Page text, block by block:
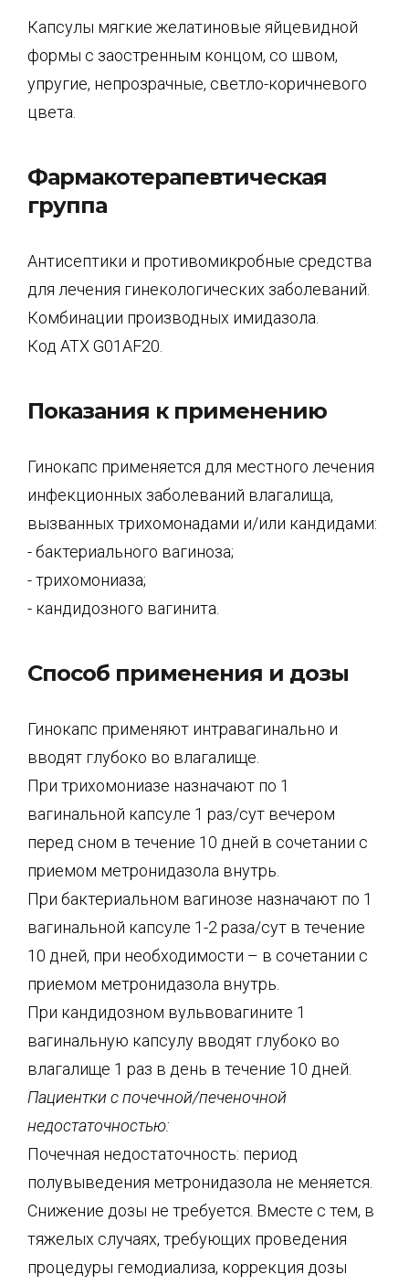
Капсулы мягкие желатиновые яйцевидной
формы с заостренным концом, со швом,
упругие, непрозрачные, светло-коричневого
цвета.
Фармакотерапевтическая
группа
Антисептики и противомикробные средства
для лечения гинекологических заболеваний.
Комбинации производных имидазола.
Код ATX G01AF20.
Показания к применению
Гинокапс применяется для местного лечения
инфекционных заболеваний влагалища,
вызванных трихомонадами и/или кандидами:
- бактериального вагиноза;
- трихомониаза;
- кандидозного вагинита.
Способ применения и дозы
Гинокапс применяют интравагинально и
вводят глубоко во влагалище.
При трихомониазе назначают по 1
вагинальной капсуле 1 раз/сут вечером
перед сном в течение 10 дней в сочетании с
приемом метронидазола внутрь.
При бактериальном вагинозе назначают по 1
вагинальной капсуле 1-2 раза/сут в течение
10 дней, при необходимости – в сочетании с
приемом метронидазола внутрь.
При кандидозном вульвовагините 1
вагинальную капсулу вводят глубоко во
влагалище 1 раз в день в течение 10 дней.
Пациентки с почечной/печеночной
недостаточностью:
Почечная недостаточность: период
полувыведения метронидазола не меняется.
Снижение дозы не требуется. Вместе с тем, в
тяжелых случаях, требующих проведения
процедуры гемодиализа, коррекция дозы